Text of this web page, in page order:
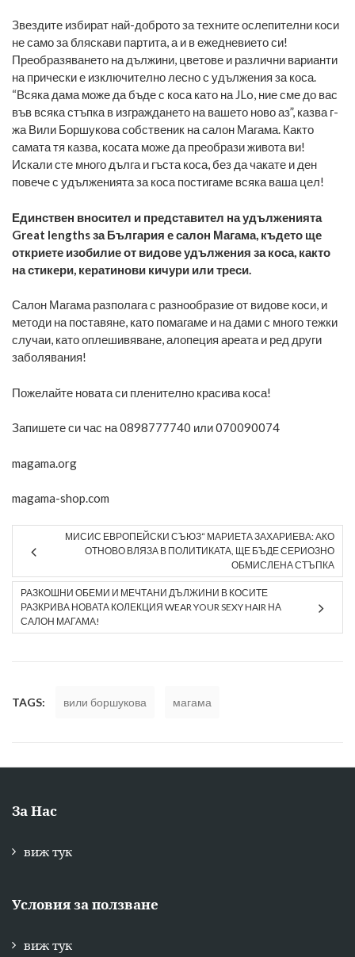
Звездите избират най-доброто за техните ослепителни коси
не само за бляскави партита, а и в ежедневието си!
Преобразяването на дължини, цветове и различни варианти
на прически е изключително лесно с удължения за коса.
“Всяка дама може да бъде с коса като на JLo, ние сме до вас
във всяка стъпка в изграждането на вашето ново аз”, казва г-
жа Вили Боршукова собственик на салон Магама. Както
самата тя казва, косата може да преобрази живота ви!
Искали сте много дълга и гъста коса, без да чакате и ден
повече с удълженията за коса постигаме всяка ваша цел!
Единствен вносител и представител на удълженията
Great lengths за България е салон Магама, където ще
откриете изобилие от видове удължения за коса, както
на стикери, кератинови кичури или треси.
Салон Магама разполага с разнообразие от видове коси, и
методи на поставяне, като помагаме и на дами с много тежки
случаи, като оплешивяване, алопеция ареата и ред други
заболявания!
Пожелайте новата си пленително красива коса!
Запишете си час на 0898777740 или 070090074
magama.org
magama-shop.com
МИСИС ЕВРОПЕЙСКИ СЪЮЗ“ МАРИЕТА ЗАХАРИЕВА: АКО
ОТНОВО ВЛЯЗА В ПОЛИТИКАТА, ЩЕ БЪДЕ СЕРИОЗНО
ОБМИСЛЕНА СТЪПКА
РАЗКОШНИ ОБЕМИ И МЕЧТАНИ ДЪЛЖИНИ В КОСИТЕ
РАЗКРИВА НОВАТА КОЛЕКЦИЯ WEAR YOUR SEXY HAIR НА
САЛОН МАГАМА!
TAGS: вили боршукова магама
За Нас
виж тук
Условия за ползване
виж тук